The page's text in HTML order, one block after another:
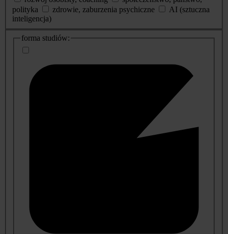
polityka
zdrowie, zaburzenia psychiczne
AI (sztuczna
inteligencja)
dodatkowe
informacje
forma studiów: